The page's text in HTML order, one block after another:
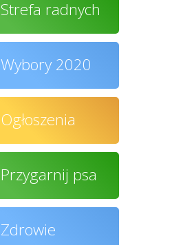
Strefa radnych
Wybory 2020
Ogłoszenia
Przygarnij psa
Zdrowie